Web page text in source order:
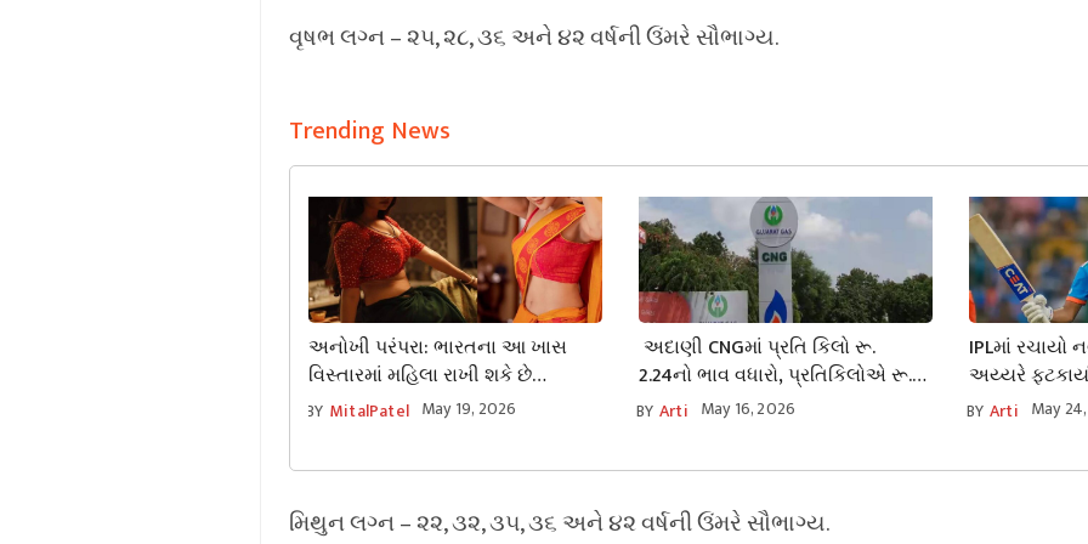
વૃષભ લગ્ન – ૨૫, ૨૮, ૩૬ અને ૪૨ વર્ષની ઉંમરે સૌભાગ્ય.
Trending News
અનોખી પરંપરા: ભારતના આ ખાસ
વિસ્તારમાં મહિલા રાખી શકે છે
એકસાથે ૭ પતિ! દરેકને આપે છે
BY MitalPatel May 19, 2026
અદાણી CNGમાં પ્રતિ કિલો રૂ.
2.24નો ભાવ વધારો, પ્રતિકિલોએ રૂ.
86.1 પહોંચ્યો ભાવ
BY Arti May 16, 2026
IPLમાં રચાયો
અય્યરે
કરનારો
BY Arti May
મિથુન લગ્ન – ૨૨, ૩૨, ૩૫, ૩૬ અને ૪૨ વર્ષની ઉંમરે સૌભાગ્ય.